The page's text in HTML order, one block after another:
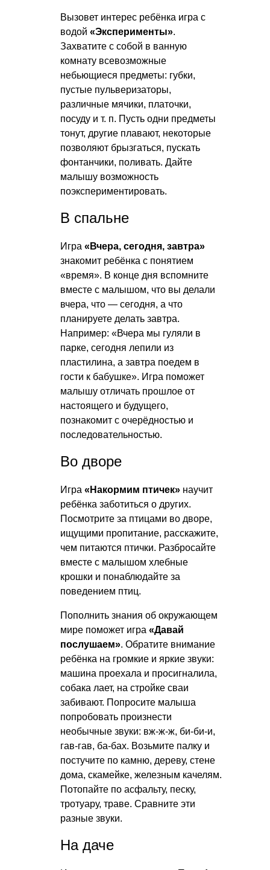
Вызовет интерес ребёнка игра с
водой «Эксперименты».
Захватите с собой в ванную
комнату всевозможные
небьющиеся предметы: губки,
пустые пульверизаторы,
различные мячики, платочки,
посуду и т. п. Пусть одни предметы
тонут, другие плавают, некоторые
позволяют брызгаться, пускать
фонтанчики, поливать. Дайте
малышу возможность
поэкспериментировать.
В спальне
Игра «Вчера, сегодня, завтра»
знакомит ребёнка с понятием
«время». В конце дня вспомните
вместе с малышом, что вы делали
вчера, что — сегодня, а что
планируете делать завтра.
Например: «Вчера мы гуляли в
парке, сегодня лепили из
пластилина, а завтра поедем в
гости к бабушке». Игра поможет
малышу отличать прошлое от
настоящего и будущего,
познакомит с очерёдностью и
последовательностью.
Во дворе
Игра «Накормим птичек» научит
ребёнка заботиться о других.
Посмотрите за птицами во дворе,
ищущими пропитание, расскажите,
чем питаются птички. Разбросайте
вместе с малышом хлебные
крошки и понаблюдайте за
поведением птиц.
Пополнить знания об окружающем
мире поможет игра «Давай
послушаем». Обратите внимание
ребёнка на громкие и яркие звуки:
машина проехала и просигналила,
собака лает, на стройке сваи
забивают. Попросите малыша
попробовать произнести
необычные звуки: вж-ж-ж, би-би-и,
гав-гав, ба-бах. Возьмите палку и
постучите по камню, дереву, стене
дома, скамейке, железным качелям.
Потопайте по асфальту, песку,
тротуару, траве. Сравните эти
разные звуки.
На даче